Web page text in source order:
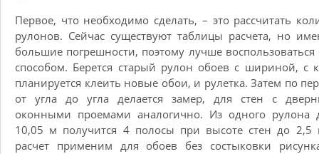
Первое, что необходимо сделать, – это рассчитать
рулонов. Сейчас существуют таблицы расчета, но
большие погрешности, поэтому лучше воспользоваться
способом. Берется старый рулон обоев с шириной, с
планируется клеить новые обои, и рулетка. Затем по
от угла до угла делается замер, для стен с
оконными проемами аналогично. Из одного рулона
10,05 м получится 4 полосы при высоте стен до 2,5
расчет применим для обоев без состыковки